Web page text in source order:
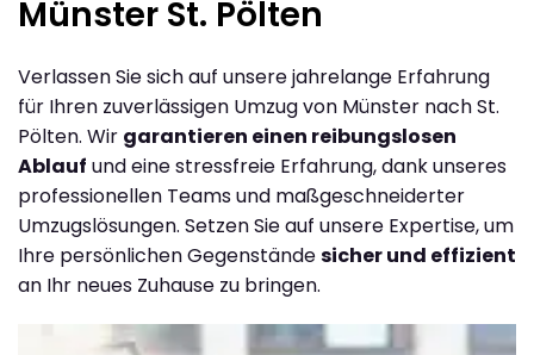
Münster St. Pölten
Verlassen Sie sich auf unsere jahrelange Erfahrung
für Ihren zuverlässigen Umzug von Münster nach St.
Pölten. Wir garantieren einen reibungslosen
Ablauf und eine stressfreie Erfahrung, dank unseres
professionellen Teams und maßgeschneiderter
Umzugslösungen. Setzen Sie auf unsere Expertise, um
Ihre persönlichen Gegenständesicher und effizient
an Ihr neues Zuhause zu bringen.